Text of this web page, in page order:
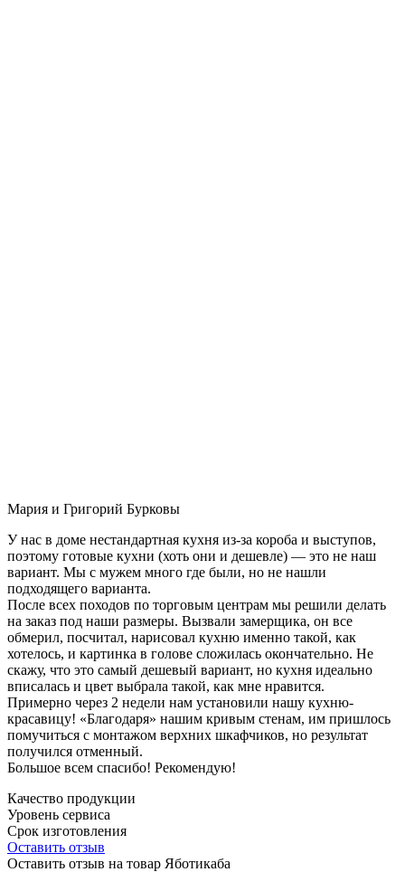
Мария и Григорий Бурковы
У нас в доме нестандартная кухня из-за короба и выступов,
поэтому готовые кухни (хоть они и дешевле) — это не наш
вариант. Мы с мужем много где были, но не нашли
подходящего варианта.
После всех походов по торговым центрам мы решили делать
на заказ под наши размеры. Вызвали замерщика, он все
обмерил, посчитал, нарисовал кухню именно такой, как
хотелось, и картинка в голове сложилась окончательно. Не
скажу, что это самый дешевый вариант, но кухня идеально
вписалась и цвет выбрала такой, как мне нравится.
Примерно через 2 недели нам установили нашу кухню-
красавицу! «Благодаря» нашим кривым стенам, им пришлось
помучиться с монтажом верхних шкафчиков, но результат
получился отменный.
Большое всем спасибо! Рекомендую!
Качество продукции
Уровень сервиса
Срок изготовления
Оставить отзыв
Оставить отзыв на товар Яботикаба